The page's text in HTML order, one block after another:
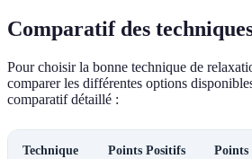
Comparatif des
Pour choisir la bonne technique de
comparer les différentes options
comparatif détaillé :
Technique Points Positifs Points